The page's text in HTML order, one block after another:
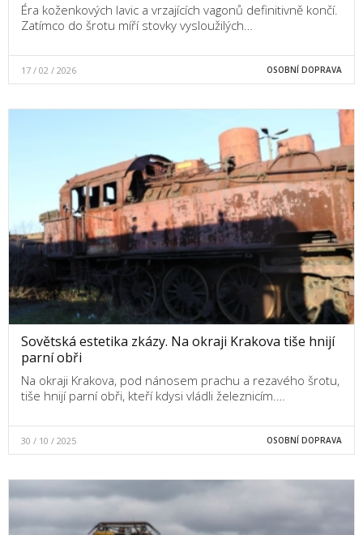
Éra koženkových lavic a vrzajících vagonů definitivně končí.
Zatímco do šrotu míří stovky vysloužilých…
17 / 02 / 2026 OSOBNÍ DOPRAVA
Sovětská estetika zkázy. Na okraji Krakova tiše hnijí
parní obři
Na okraji Krakova, pod nánosem prachu a rezavého šrotu,
tiše hnijí parní obři, kteří kdysi vládli železnicím.…
30 / 10 / 2025 OSOBNÍ DOPRAVA